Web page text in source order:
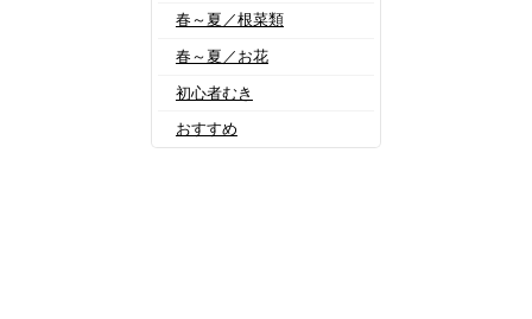
春～夏／根菜類
春～夏／お花
初心者むき
おすすめ